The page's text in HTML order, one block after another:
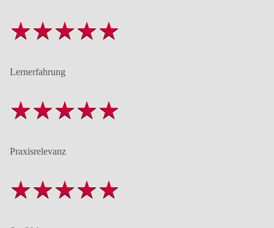
Lernerfahrung
Praxisrelevanz